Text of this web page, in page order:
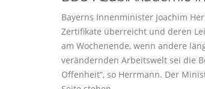
Bayerns Innenminister Joachim
Zertifikate überreicht und deren
am Wochenende, wenn andere
verändernden Arbeitswelt sei die
Offenheit“, so Herrmann. Der